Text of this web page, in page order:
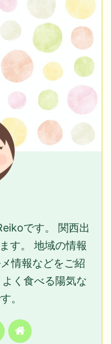
です。 関西出
す。 地域の情報
情報などをご紹
く食べる陽気な
。